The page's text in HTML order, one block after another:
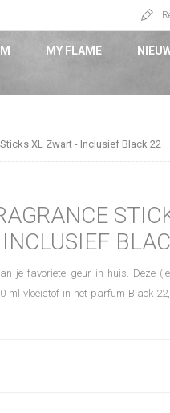
MY FLAME
XL Zwart - Inclusief Black 22
je favoriete geur in huis. Deze
ml vloeistof in het parfum Black